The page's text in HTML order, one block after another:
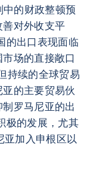
中的财政整顿预
对外收支平
的出口表现面临
场的直接敞口
持续的全球贸易
的主要贸易伙
罗马尼亚的出
极的发展，尤其
亚加入申根区以